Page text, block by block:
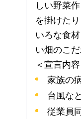
しい野菜
を掛けた
いろな食
い畑のこだ
＜宣言内容
家族の
台風な
従業員